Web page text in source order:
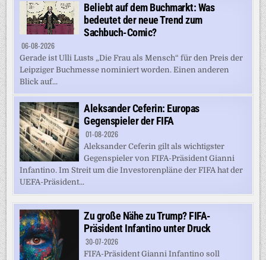
Beliebt auf dem Buchmarkt: Was
bedeutet der neue Trend zum
Sachbuch-Comic?
06-08-2026
Gerade ist Ulli Lusts „Die Frau als Mensch“ für den Preis der
Leipziger Buchmesse nominiert worden. Einen anderen
Blick auf...
Aleksander Ceferin: Europas
Gegenspieler der FIFA
01-08-2026
Aleksander Ceferin gilt als wichtigster
Gegenspieler von FIFA-Präsident Gianni
Infantino. Im Streit um die Investorenpläne der FIFA hat der
UEFA-Präsident...
Zu große Nähe zu Trump? FIFA-
Präsident Infantino unter Druck
30-07-2026
FIFA-Präsident Gianni Infantino soll